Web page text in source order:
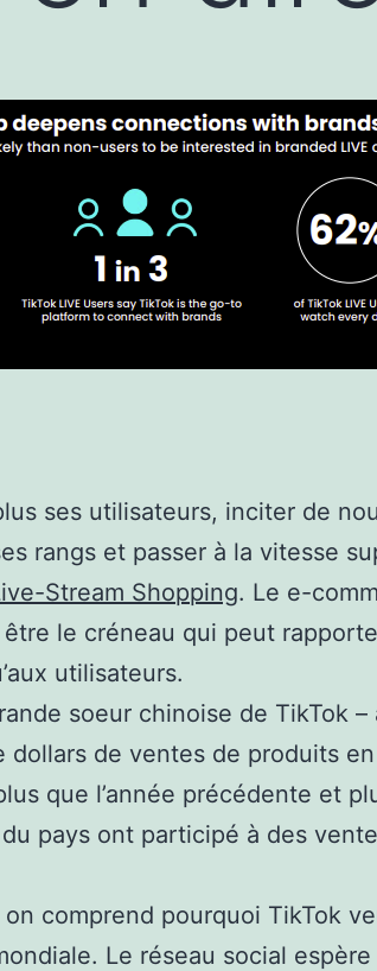
ses utilisateurs, inciter de
rangs et passer à la vitesse
Stream Shopping. Le e-
le créneau qui peut
utilisateurs.
soeur chinoise de TikTok –
dollars de ventes de produits
que l’année précédente et
pays ont participé à des
comprend pourquoi TikTok
Le réseau social espère